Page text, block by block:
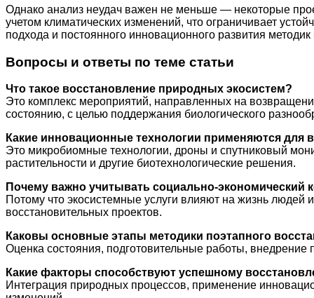
Однако анализ неудач важен не меньше — некоторые
учетом климатических изменений, что ограничивает
подхода и постоянного инновационного развития
Вопросы и ответы по теме статьи
Что такое восстановление природных экосистем?
Это комплекс мероприятий, направленных на
состоянию, с целью поддержания биологического
Какие инновационные технологии применяются для
Это микробиомные технологии, дроны и спутниковый
растительности и другие биотехнологические решения.
Почему важно учитывать социально-экономический
Потому что экосистемные услуги влияют на жизнь людей
восстановительных проектов.
Каковы основные этапы методики поэтапного
Оценка состояния, подготовительные работы, внедрение
Какие факторы способствуют успешному
Интеграция природных процессов, применение